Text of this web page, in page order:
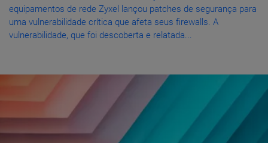
equipamentos de rede Zyxel lançou patches de segurança para
uma vulnerabilidade crítica que afeta seus firewalls. A
vulnerabilidade, que foi descoberta e relatada...